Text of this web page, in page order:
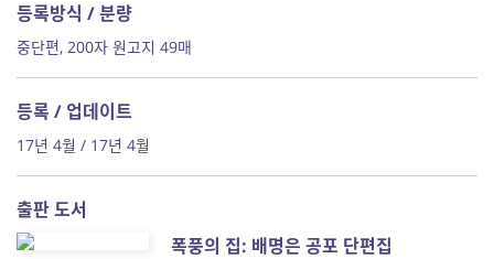
등록방식 / 분량
중단편, 200자 원고지 49매
등록 / 업데이트
17년 4월 / 17년 4월
출판 도서
폭풍의 집: 배명은 공포 단편집